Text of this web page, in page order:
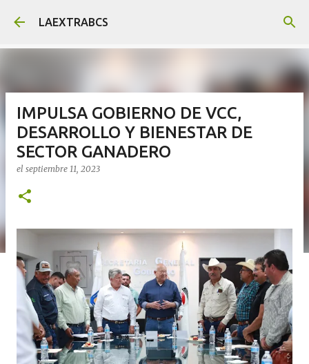
Ir al contenido principal
LAEXTRABCS
IMPULSA GOBIERNO DE VCC,
DESARROLLO Y BIENESTAR DE
SECTOR GANADERO
el septiembre 11, 2023